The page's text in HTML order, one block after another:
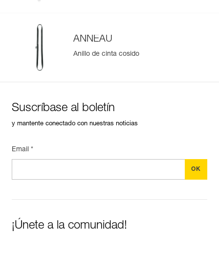
ANNEAU
Anillo de cinta cosido
Suscríbase al boletín
y mantente conectado con nuestras noticias
Email *
¡Únete a la comunidad!